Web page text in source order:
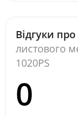
Відгуки про
листового
1020PS
0